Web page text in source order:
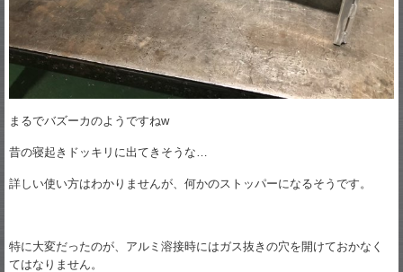
まるでバズーカのようですねw
昔の寝起きドッキリに出てきそうな…
詳しい使い方はわかりませんが、何かのストッパーになるそうです。
特に大変だったのが、アルミ溶接時にはガス抜きの穴を開けておかなく
てはなりません。